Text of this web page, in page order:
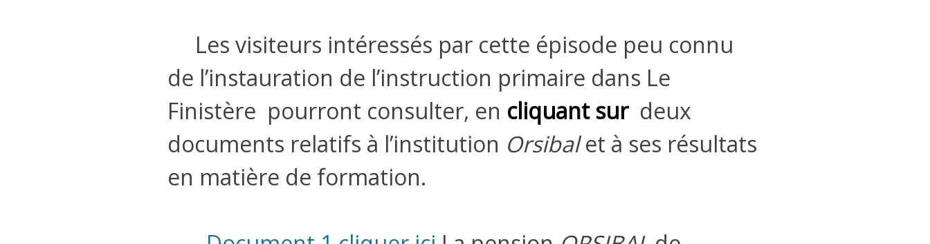
Les visiteurs intéressés par cette épisode peu connu
de l’instauration de l’instruction primaire dans Le
Finistère pourront consulter, en cliquant surdeux
documents relatifs à l’institution Orsibalet à ses résultats
en matière de formation.